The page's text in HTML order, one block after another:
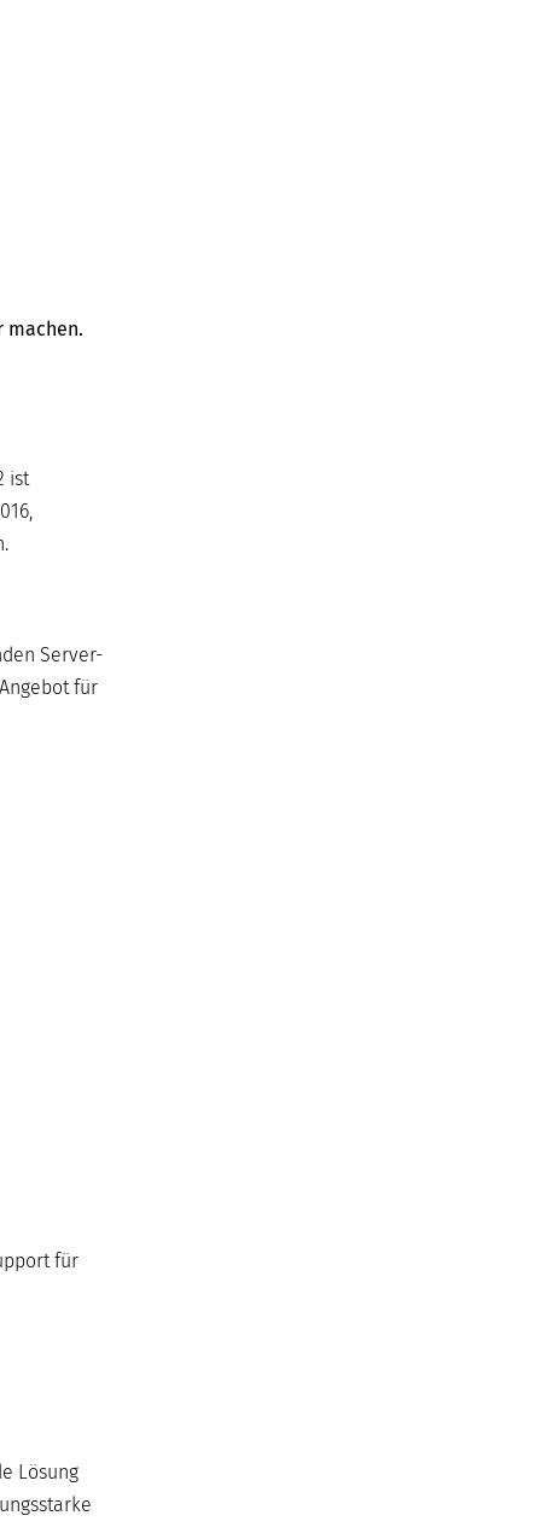
machen.
ist
Server-
für
für
Lösung